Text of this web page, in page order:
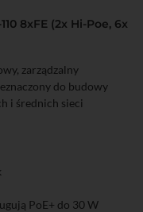
8xFE (2x Hi-Poe, 6x
zarządzalny
do budowy
i średnich sieci
PoE+ do 30 W